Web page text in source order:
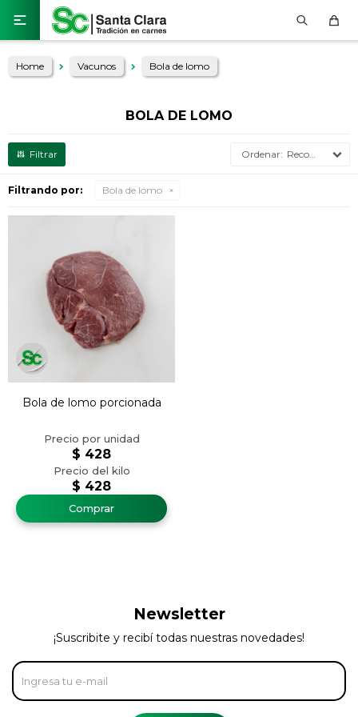

Home Vacunos Bola de lomo
BOLA DE LOMO
Recomendados
Filtrando por: Bola de lomo
Bola de lomo porcionada
$ 428
$ 428
Newsletter
¡Suscribite y recibí todas nuestras novedades!